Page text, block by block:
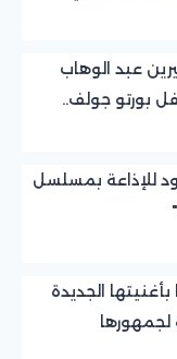
عبد الوهاب
بورتو جولف..
للإذاعة بمسلسل
الجديدة
لجمهورها